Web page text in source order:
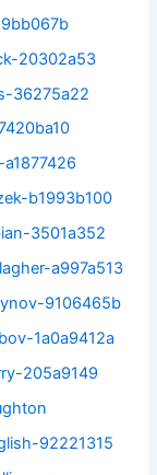
20302a53
36275a22
b1993b100
3501a352
a997a513
9106465b
1a0a9412a
205a9149
92221315